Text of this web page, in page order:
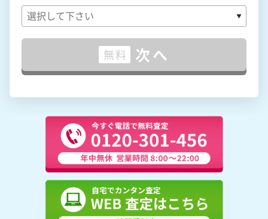
無料 次へ